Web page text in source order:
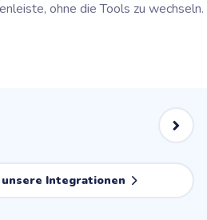
ohne die Tools zu wechseln.
Integrationen